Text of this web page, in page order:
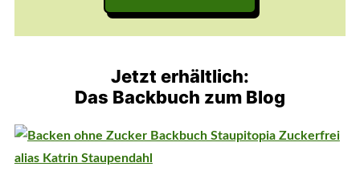
Jetzt erhältlich:
Das Backbuch zum Blog